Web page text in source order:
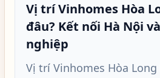
Vị trí Vinhomes Hòa
đâu? Kết nối Hà Nội
nghiệp
Vị trí Vinhomes Hòa